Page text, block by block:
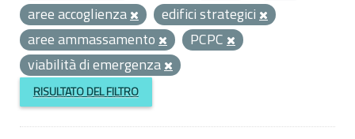
aree accoglienza
edifici strategici
aree ammassamento
PCPC
viabilità di emergenza
RISULTATO DEL FILTRO